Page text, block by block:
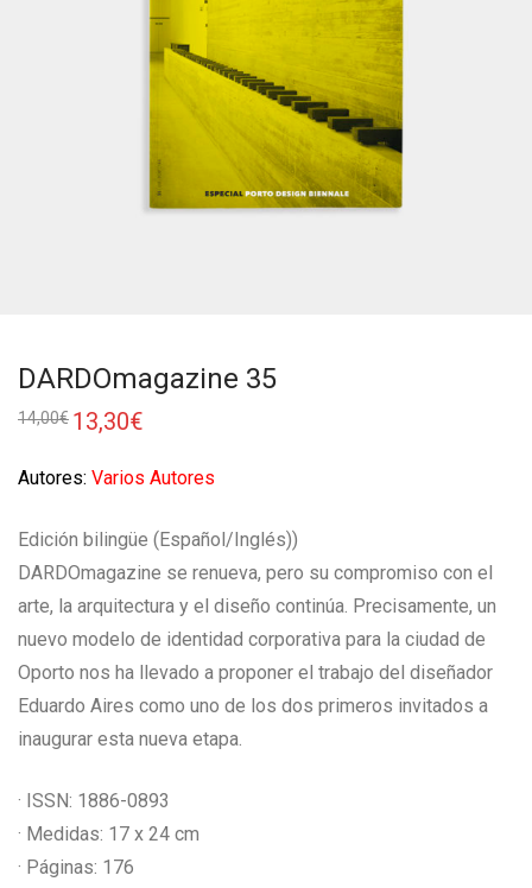
DARDOmagazine 35
14,00€ 13,30€
Autores: Varios Autores
Edición bilingüe (Español/Inglés))
DARDOmagazine se renueva, pero su compromiso con el
arte, la arquitectura y el diseño continúa. Precisamente, un
nuevo modelo de identidad corporativa para la ciudad de
Oporto nos ha llevado a proponer el trabajo del diseñador
Eduardo Aires como uno de los dos primeros invitados a
inaugurar esta nueva etapa.
· ISSN: 1886-0893
· Medidas: 17 x 24 cm
· Páginas: 176